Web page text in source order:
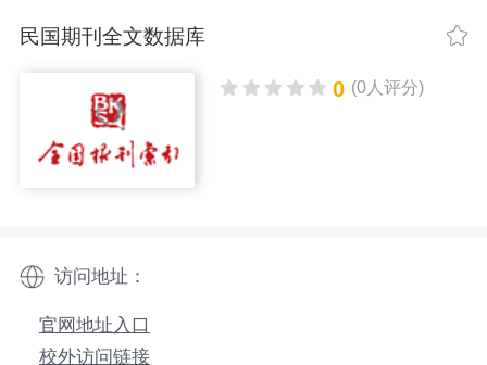
民国期刊全文数据库
0 (0人评分)
访问地址：
官网地址入口
校外访问链接